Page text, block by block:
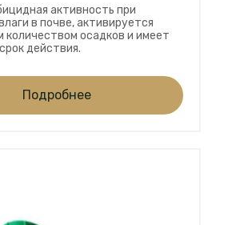
активность при
в почве, активируется
количеством осадков и имеет
действия.
Подробнее